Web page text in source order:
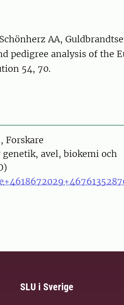
AA,
pedigree analysis of the
54, 70.
Forskare
avel, biokemi och
+4618672029
SLU i Sverige